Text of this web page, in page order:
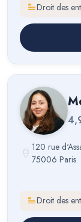
Droit des
120 rue
75006 Paris
Droit des